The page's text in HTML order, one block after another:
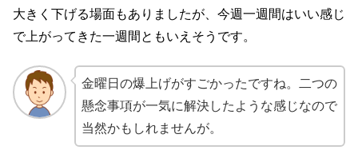
大きく下げる場面もありましたが、今週一週間はいい感じ
で上がってきた一週間ともいえそうです。
金曜日の爆上げがすごかったですね。二つの
懸念事項が一気に解決したような感じなので
当然かもしれませんが。